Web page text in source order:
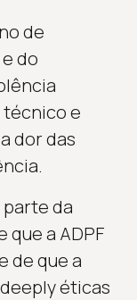
de
do
técnico e
dor das
da
a ADPF
de que a
éticas